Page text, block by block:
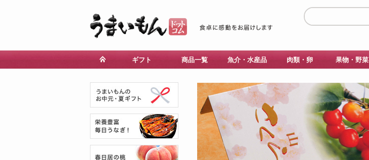
ギフト 商品一覧 魚介・水産品 肉類・卵 果物・野菜